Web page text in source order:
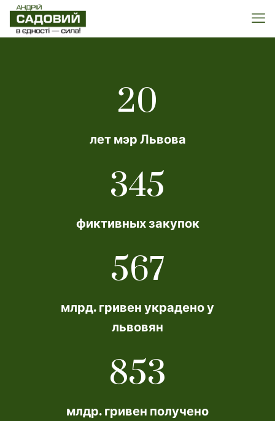
20
лет мэр Львова
345
фиктивных закупок
567
млрд. гривен украдено у
львовян
853
млдр. гривен получено